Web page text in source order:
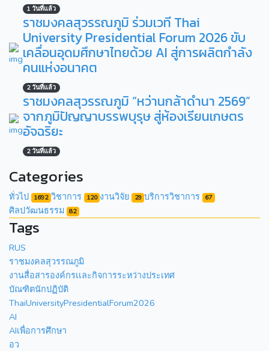
1 วันที่แล้ว
ราชมงคลสุวรรณภูมิ ร่วมเวที Thai
University Presidential Forum 2026 ขับ
เคลื่อนอุดมศึกษาไทยด้วย AI สู่การผลิตกำลัง
คนแห่งอนาคต
2 วันที่แล้ว
ราชมงคลสุวรรณภูมิ “หว่านกล้าดำนา 2569”
จากภูมิปัญญาบรรพบุรุษ สู่ห้องเรียนเกษตร
อัจฉริยะ
2 วันที่แล้ว
Categories
ทั่วไป 1692 วิชาการ 120 งานวิจัย 29 บริการวิชาการ 67
ศิลปวัฒนธรรม 82
Tags
RUS
ราชมงคลสุวรรณภูมิ
งานสื่อสารองค์กรเเละกิจการระหว่างประเทศ
บัณฑิตนักปฏิบัติ
ThaiUniversityPresidentialForum2026
AI
AIเพื่อการศึกษา
อว